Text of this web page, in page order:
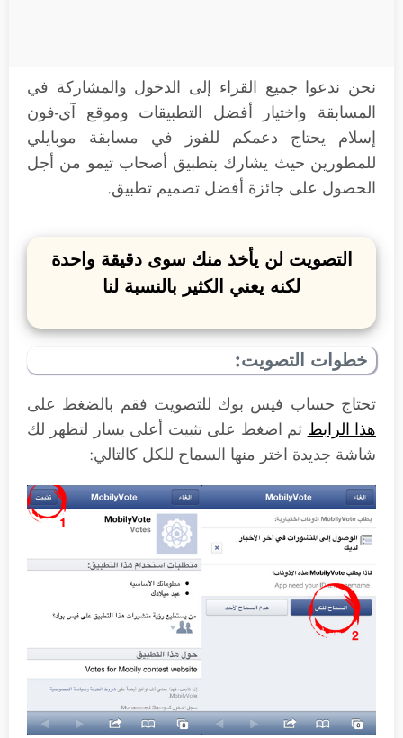
نحن ندعوا جميع القراء إلى الدخول والمشاركة في
المسابقة واختيار أفضل التطبيقات وموقع آي-فون
إسلام يحتاج دعمكم للفوز في مسابقة موبايلي
للمطورين حيث يشارك بتطبيق أصحاب تيمو من أجل
الحصول على جائزة أفضل تصميم تطبيق.
التصويت لن يأخذ منك سوى دقيقة واحدة
لكنه يعني الكثير بالنسبة لنا
خطوات التصويت:
تحتاج حساب فيس بوك للتصويت فقم بالضغط على
هذا الرابطثم اضغط على تثبيت أعلى يسار لتظهر لك
شاشة جديدة اختر منها السماح للكل كالتالي: